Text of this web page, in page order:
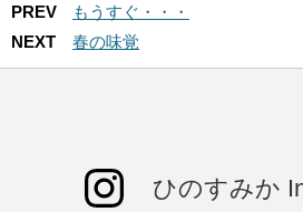
PREV
もうすぐ・・・
NEXT
春の味覚
ひのすみか